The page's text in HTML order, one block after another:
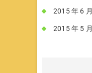
2015 年 6 月
2015 年 5 月